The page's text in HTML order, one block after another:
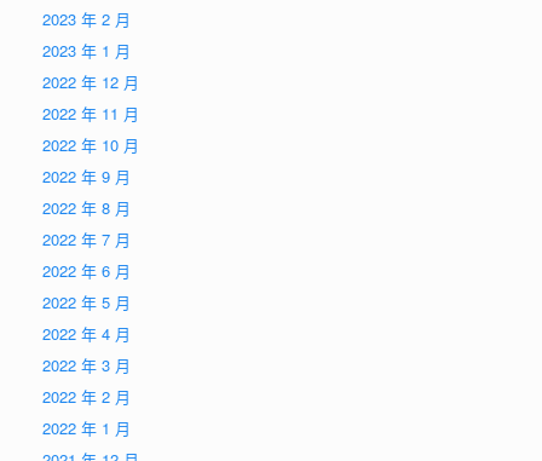
2023 年 2 月
2023 年 1 月
2022 年 12 月
2022 年 11 月
2022 年 10 月
2022 年 9 月
2022 年 8 月
2022 年 7 月
2022 年 6 月
2022 年 5 月
2022 年 4 月
2022 年 3 月
2022 年 2 月
2022 年 1 月